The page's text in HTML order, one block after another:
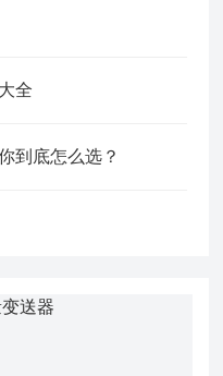
全
到底怎么选？